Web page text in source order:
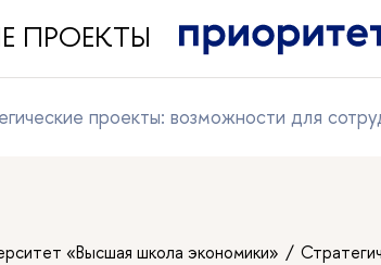
ПРОЕКТЫ
проекты: возможности для
«Высшая школа экономики»